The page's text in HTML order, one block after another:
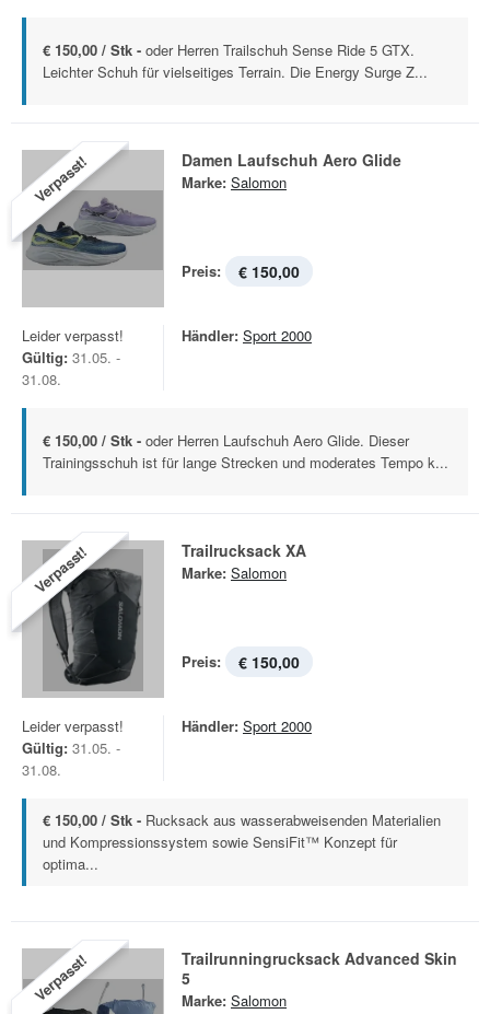
€ 150,00 / Stk - oder Herren Trailschuh Sense Ride 5 GTX.
Leichter Schuh für vielseitiges Terrain. Die Energy Surge Z...
Verpasst! Damen Laufschuh Aero Glide
Marke: Salomon
Preis: € 150,00
Leider verpasst!
Gültig: 31.05. -
31.08.
Händler: Sport 2000
€ 150,00 / Stk - oder Herren Laufschuh Aero Glide. Dieser
Trainingsschuh ist für lange Strecken und moderates Tempo k...
Verpasst! Trailrucksack XA
Marke: Salomon
Preis: € 150,00
Leider verpasst!
Gültig: 31.05. -
31.08.
Händler: Sport 2000
€ 150,00 / Stk - Rucksack aus wasserabweisenden Materialien
und Kompressionssystem sowie SensiFit™ Konzept für
optima...
Verpasst!
Trailrunningrucksack Advanced Skin
5
Marke: Salomon